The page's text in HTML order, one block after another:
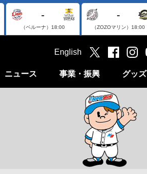
-
（ベルーナ） 18:00
-
（ZOZOマリン） 18:00
ニュース 事業・振興 グッズ
English